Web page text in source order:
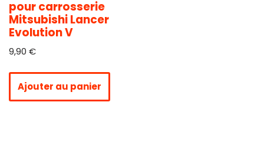
pour carrosserie
Mitsubishi Lancer
Evolution V
9,90 €
Ajouter au panier